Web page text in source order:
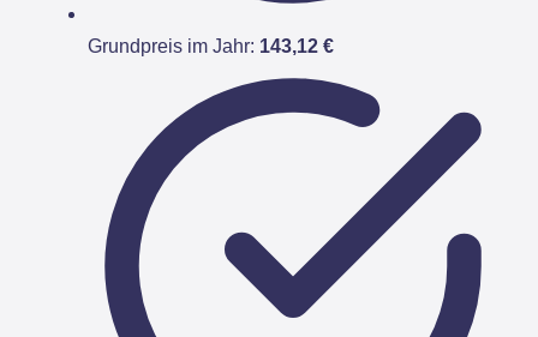
Grundpreis im Jahr: 143,12 €